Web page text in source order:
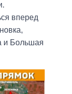
вперед
и Большая